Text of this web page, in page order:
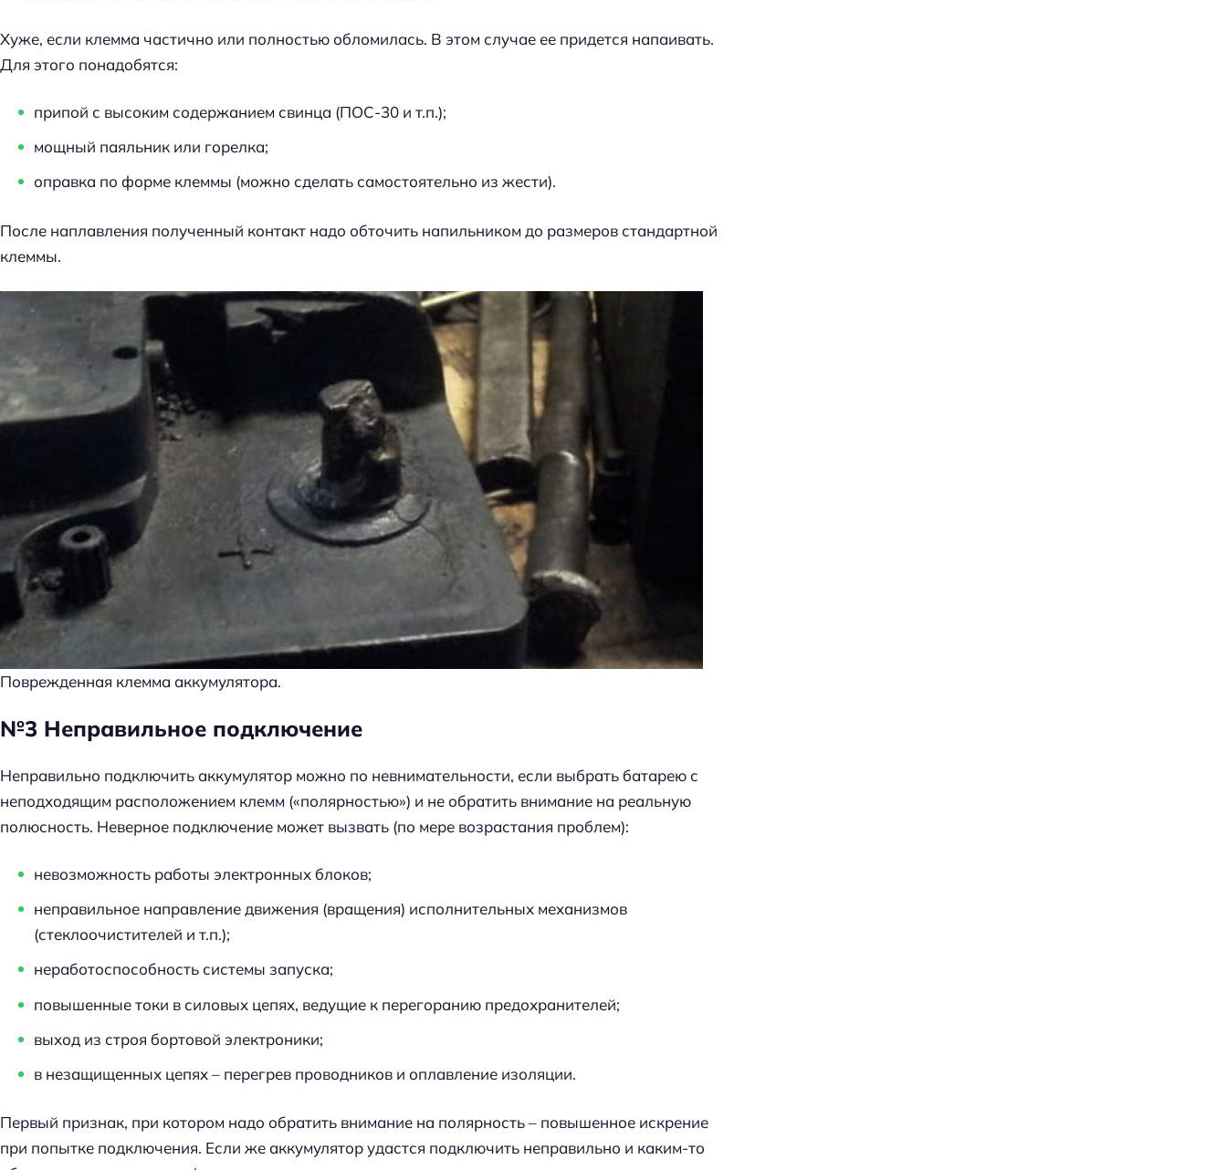
Хуже, если клемма частично или полностью обломилась. В этом случае ее придется напаивать.
Для этого понадобятся:
припой с высоким содержанием свинца (ПОС-30 и т.п.);
мощный паяльник или горелка;
оправка по форме клеммы (можно сделать самостоятельно из жести).
После наплавления полученный контакт надо обточить напильником до размеров стандартной
клеммы.
Поврежденная клемма аккумулятора.
№3 Неправильное подключение
Неправильно подключить аккумулятор можно по невнимательности, если выбрать батарею с
неподходящим расположением клемм («полярностью») и не обратить внимание на реальную
полюсность. Неверное подключение может вызвать (по мере возрастания проблем):
невозможность работы электронных блоков;
неправильное направление движения (вращения) исполнительных механизмов
(стеклоочистителей и т.п.);
неработоспособность системы запуска;
повышенные токи в силовых цепях, ведущие к перегоранию предохранителей;
выход из строя бортовой электроники;
в незащищенных цепях – перегрев проводников и оплавление изоляции.
Первый признак, при котором надо обратить внимание на полярность – повышенное искрение
при попытке подключения. Если же аккумулятор удастся подключить неправильно и каким-то